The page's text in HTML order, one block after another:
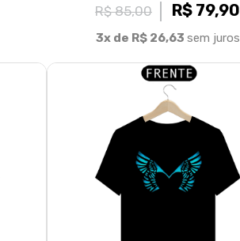
R$ 85,00
R$ 79,90
3x de R$ 26,63 sem juros